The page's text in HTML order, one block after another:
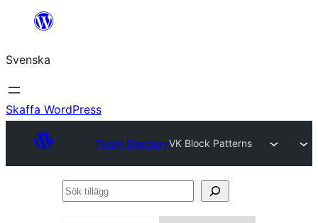
Hoppa
innehåll
Svenska
Skaffa WordPress
Plugin DirectoryVK Block Patterns
Sök